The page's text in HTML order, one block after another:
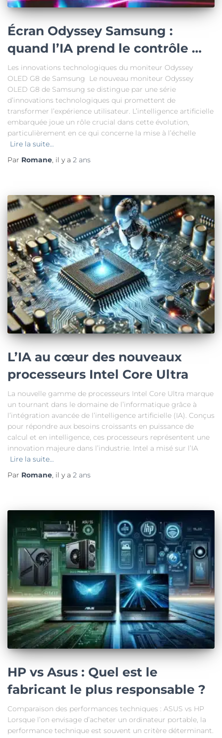
Écran Odyssey Samsung :
quand l’IA prend le contrôle …
Les innovations technologiques du moniteur Odyssey
OLED G8 de Samsung Le nouveau moniteur Odyssey
OLED G8 de Samsung se distingue par une série
d’innovations technologiques qui promettent de
transformer l’expérience utilisateur. L’intelligence artificielle
embarquée joue un rôle crucial dans cette évolution,
particulièrement en ce qui concerne la mise à l’échelle
Lire la suite…
Par Romane, il y a 2 ans
L’IA au cœur des nouveaux
processeurs Intel Core Ultra
La nouvelle gamme de processeurs Intel Core Ultra marque
un tournant dans le domaine de l’informatique grâce à
l’intégration avancée de l’intelligence artificielle (IA). Conçus
pour répondre aux besoins croissants en puissance de
calcul et en intelligence, ces processeurs représentent une
innovation majeure dans l’industrie. Intel a misé sur l’IA
Lire la suite…
Par Romane, il y a 2 ans
HP vs Asus : Quel est le
fabricant le plus responsable ?
Comparaison des performances techniques : ASUS vs HP
Lorsque l’on envisage d’acheter un ordinateur portable, la
performance technique est souvent un critère déterminant.